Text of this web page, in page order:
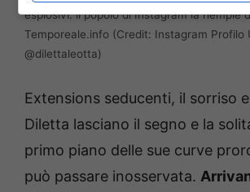
esplosivi: il popolo di Instagram la riempie
Temporeale.info (Credit: Instagram Profilo
@dilettaleotta)
Extensions seducenti, il sorriso e
Diletta lasciano il segno e la
primo piano delle sue curve
può passare inosservata.